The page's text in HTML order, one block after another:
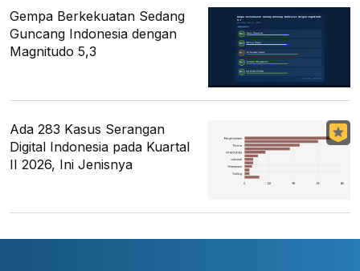
Gempa Berkekuatan Sedang
Guncang Indonesia dengan
Magnitudo 5,3
Ada 283 Kasus Serangan
Digital Indonesia pada Kuartal
II 2026, Ini Jenisnya